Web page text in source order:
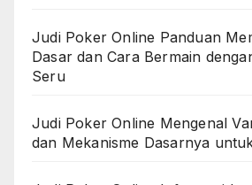
Judi Poker Online Panduan
Dasar dan Cara Bermain
Seru
Judi Poker Online Mengenal
dan Mekanisme Dasarnya